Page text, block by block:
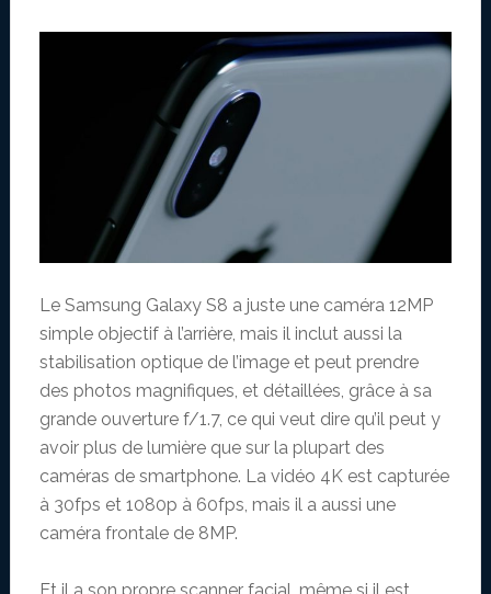
Le Samsung Galaxy S8 a juste une caméra 12MP
simple objectif à l’arrière, mais il inclut aussi la
stabilisation optique de l’image et peut prendre
des photos magnifiques, et détaillées, grâce à sa
grande ouverture f/1.7, ce qui veut dire qu’il peut y
avoir plus de lumière que sur la plupart des
caméras de smartphone. La vidéo 4K est capturée
à 30fps et 1080p à 60fps, mais il a aussi une
caméra frontale de 8MP.